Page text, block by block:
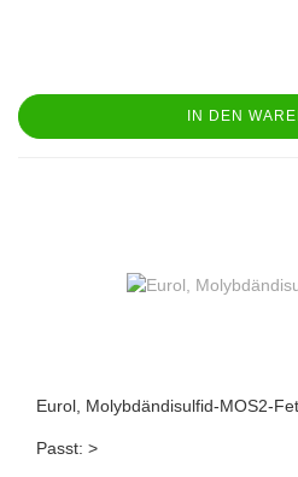
IN DEN
Eurol, Molybdändisulfid-MOS2-
Passt: >